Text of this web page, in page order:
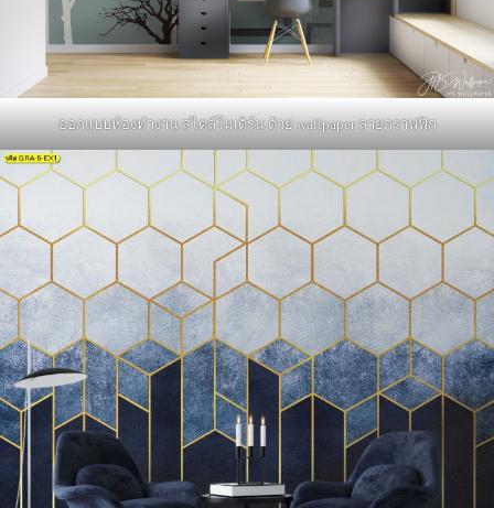
ออกแบบห้องทำงาน สไตล์โมเดิร์น ด้วย wallpaper ลายกราฟฟิก